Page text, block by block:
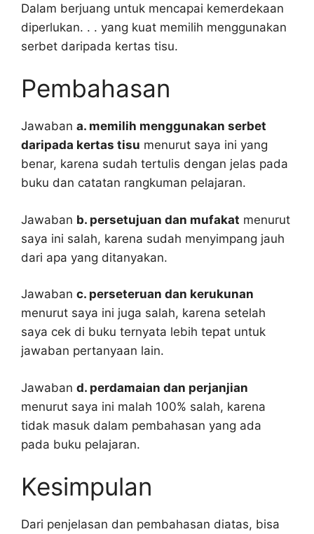
Dalam berjuang untuk mencapai kemerdekaan
diperlukan. . . yang kuat memilih menggunakan
serbet daripada kertas tisu.
Pembahasan
Jawaban a. memilih menggunakan serbet
daripada kertas tisu menurut saya ini yang
benar, karena sudah tertulis dengan jelas pada
buku dan catatan rangkuman pelajaran.
Jawaban b. persetujuan dan mufakat menurut
saya ini salah, karena sudah menyimpang jauh
dari apa yang ditanyakan.
Jawaban c. perseteruan dan kerukunan
menurut saya ini juga salah, karena setelah
saya cek di buku ternyata lebih tepat untuk
jawaban pertanyaan lain.
Jawaban d. perdamaian dan perjanjian
menurut saya ini malah 100% salah, karena
tidak masuk dalam pembahasan yang ada
pada buku pelajaran.
Kesimpulan
Dari penjelasan dan pembahasan diatas, bisa